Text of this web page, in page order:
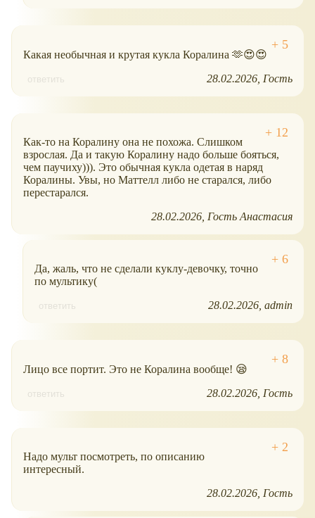
Какая необычная и крутая кукла Коралина 🫶😍😍
ответить 28.02.2026 Гость
Как-то на Коралину она не похожа. Слишком
взрослая. Да и такую Коралину надо больше бояться,
чем паучиху))). Это обычная кукла одетая в наряд
Коралины. Увы, но Маттелл либо не старался, либо
перестарался.
28.02.2026 Гость Анастасия
Да, жаль, что не сделали куклу-девочку, точно
по мультику(
ответить 28.02.2026 admin
Лицо все портит. Это не Коралина вообще! 😪
ответить 28.02.2026 Гость
Надо мульт посмотреть, по описанию
интересный.
28.02.2026 Гость